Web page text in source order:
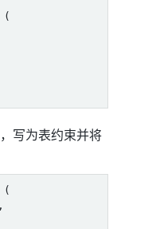
(
写为表约束并将
(
,